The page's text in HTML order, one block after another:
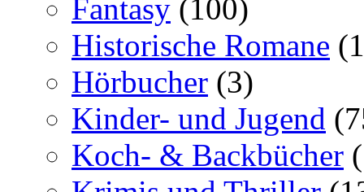
Fantasy (100)
Historische Romane
Hörbucher (3)
Kinder- und Jugend
Koch- & Backbücher